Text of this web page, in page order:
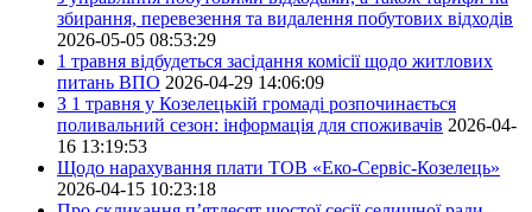
збирання, перевезення та видалення побутових відходів
2026-05-05 08:53:29
1 травня відбудеться засідання комісії щодо житлових
питань ВПО 2026-04-29 14:06:09
З 1 травня у Козелецькій громаді розпочинається
поливальний сезон: інформація для споживачів 2026-04-
16 13:19:53
Щодо нарахування плати ТОВ «Еко-Сервіс-Козелець»
2026-04-15 10:23:18